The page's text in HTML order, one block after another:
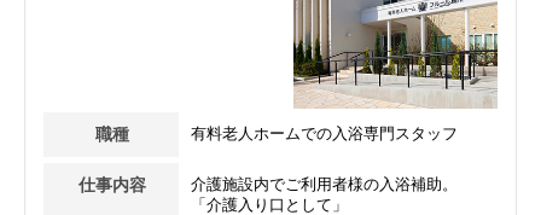
職種 有料老人ホームでの入浴専門スタッフ
仕事内容
介護施設内でご利用者様の入浴補助。
「介護入り口として」